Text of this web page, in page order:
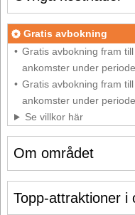
Om området
Gratis avbokning
Gratis avbokning fram
ankomster under
Gratis avbokning fram
ankomster under
Se villkor här
Topp-attraktioner i